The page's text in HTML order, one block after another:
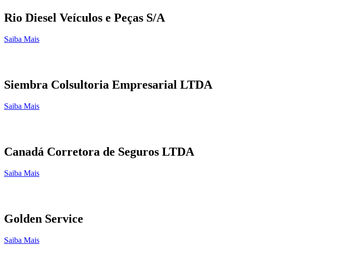
Rio Diesel Veículos e Peças S/A
Saiba Mais
Siembra Colsultoria Empresarial LTDA
Saiba Mais
Canadá Corretora de Seguros LTDA
Saiba Mais
Golden Service
Saiba Mais